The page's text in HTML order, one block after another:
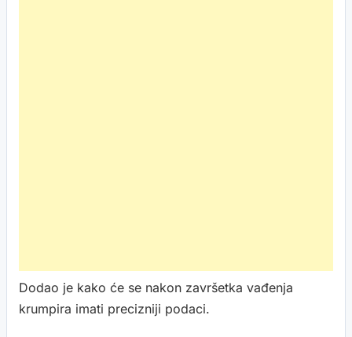
Dodao je kako će se nakon završetka vađenja
krumpira imati precizniji podaci.